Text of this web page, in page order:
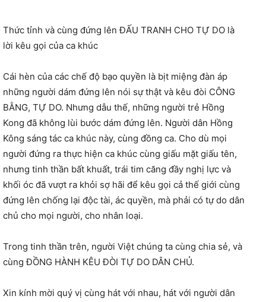
Thức tỉnh và cùng đứng lên ĐẤU TRANH CHO TỰ DO là
lời kêu gọi của ca khúc
Cái hèn của các chế độ bạo quyền là bịt miệng đàn áp
những người dám đứng lên nói sự thật và kêu đòi CÔNG
BẰNG, TỰ DO. Nhưng dẫu thế, những người trẻ Hồng
Kong đã không lùi bước dám đứng lên. Người dân Hồng
Kông sáng tác ca khúc này, cùng đồng ca. Cho dù mọi
người đứng ra thực hiện ca khúc cùng giấu mặt giấu tên,
nhưng tinh thần bất khuất, trái tim căng đầy nghị lực và
khối óc đã vượt ra khỏi sợ hãi để kêu gọi cả thế giới cùng
đứng lên chống lại độc tài, ác quyền, mà phải có tự do dân
chủ cho mọi người, cho nhân loại.
Trong tinh thần trên, người Việt chúng ta cùng chia sẻ, và
cùng ĐỒNG HÀNH KÊU ĐÒI TỰ DO DÂN CHỦ.
Xin kính mời quý vị cùng hát với nhau, hát với người dân